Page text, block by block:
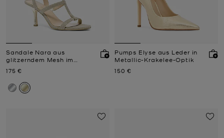
Sandale Nara aus
glitzerndem Mesh im
Jetzt
175 €
Pumps Elyse aus Leder in
Metallic-Krakelee-Optik
Jetzt
150 €